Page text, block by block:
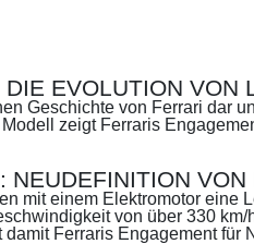
DIE EVOLUTION VON
Geschichte von Ferrari dar
zeigt Ferraris
NEUDEFINITION
mit einem Elektromotor
von über 330
Ferraris Engagement für